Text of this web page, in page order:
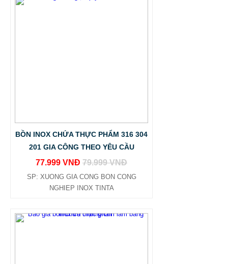
BỒN INOX CHỨA THỰC PHẨM 316 304
201 GIA CÔNG THEO YÊU CẦU
77.999 VNĐ 79.999 VNĐ
SP: XUONG GIA CONG BON CONG
NGHIEP INOX TINTA